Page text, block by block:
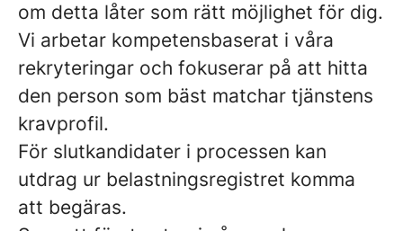
om detta låter som rätt möjlighet för dig.
Vi arbetar kompetensbaserat i våra
rekryteringar och fokuserar på att hitta
den person som bäst matchar tjänstens
kravprofil.
För slutkandidater i processen kan
utdrag ur belastningsregistret komma
att begäras.